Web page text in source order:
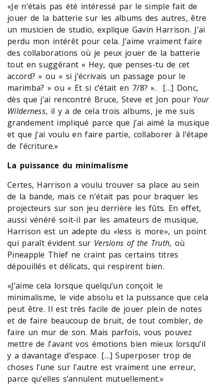
«Je n’étais pas été intéressé par le simple fait de
jouer de la batterie sur les albums des autres, être
un musicien de studio, explique Gavin Harrison. J’ai
perdu mon intérêt pour cela. J’aime vraiment faire
des collaborations où je peux jouer de la batterie
tout en suggérant « Hey, que penses-tu de cet
accord? » ou « si j’écrivais un passage pour le
marimba? » ou « Et si c’était en 7/8? ». […] Donc,
dès que j’ai rencontré Bruce, Steve et Jon pour Your
Wilderness, il y a de cela trois albums, je me suis
grandement impliqué parce que j’ai aimé la musique
et que j’ai voulu en faire partie, collaborer à l’étape
de l’écriture.»
La puissance du minimalisme
Certes, Harrison a voulu trouver sa place au sein
de la bande, mais ce n’était pas pour braquer les
projecteurs sur son jeu derrière les fûts. En effet,
aussi vénéré soit-il par les amateurs de musique,
Harrison est un adepte du «less is more», un point
qui paraît évident sur Versions of the Truth, où
Pineapple Thief ne craint pas certains titres
dépouillés et délicats, qui respirent bien.
«J’aime cela lorsque quelqu’un conçoit le
minimalisme, le vide absolu et la puissance que cela
peut être. Il est très facile de jouer plein de notes
et de faire beaucoup de bruit, de tout combler, de
faire un mur de son. Mais parfois, vous pouvez
mettre de l’avant vos émotions bien mieux lorsqu’il
y a davantage d’espace. […] Superposer trop de
choses l’une sur l’autre est vraiment une erreur,
parce qu’elles s’annulent mutuellement.»